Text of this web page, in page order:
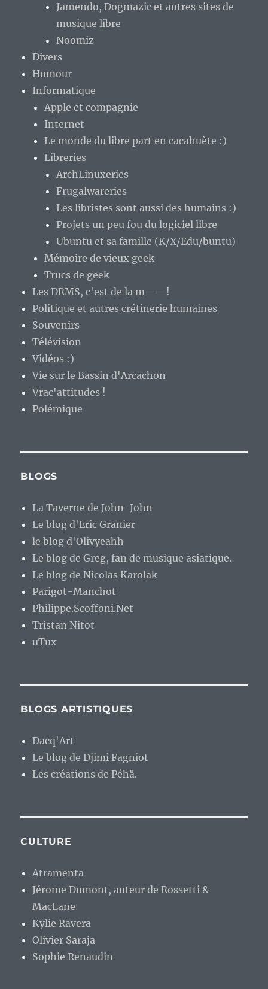
Jamendo, Dogmazic et autres sites de
musique libre
Noomiz
Divers
Humour
Informatique
Apple et compagnie
Internet
Le monde du libre part en cacahuète :)
Libreries
ArchLinuxeries
Frugalwareries
Les libristes sont aussi des humains :)
Projets un peu fou du logiciel libre
Ubuntu et sa famille (K/X/Edu/buntu)
Mémoire de vieux geek
Trucs de geek
Les DRMS, c'est de la m—– !
Politique et autres crétinerie humaines
Souvenirs
Télévision
Vidéos :)
Vie sur le Bassin d'Arcachon
Vrac'attitudes !
Polémique
BLOGS
La Taverne de John-John
Le blog d'Eric Granier
le blog d'Olivyeahh
Le blog de Greg, fan de musique asiatique.
Le blog de Nicolas Karolak
Parigot-Manchot
Philippe.Scoffoni.Net
Tristan Nitot
uTux
BLOGS ARTISTIQUES
Dacq'Art
Le blog de Djimi Fagniot
Les créations de Péhä.
CULTURE
Atramenta
Jérome Dumont, auteur de Rossetti &
MacLane
Kylie Ravera
Olivier Saraja
Sophie Renaudin